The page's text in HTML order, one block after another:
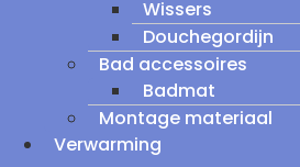
Wissers
Douchegordijn
Bad accessoires
Badmat
Montage materiaal
Verwarming